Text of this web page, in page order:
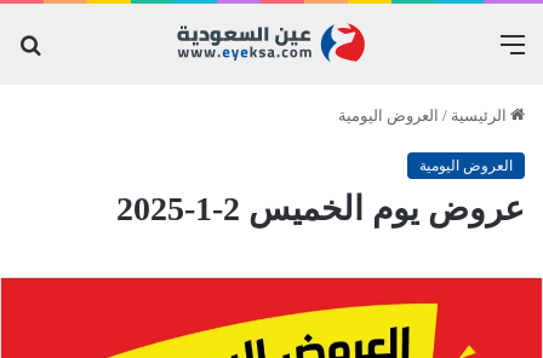
القائمة
الرئيسية / العروض اليومية
العروض اليومية
عروض يوم الخميس 2-1-2025